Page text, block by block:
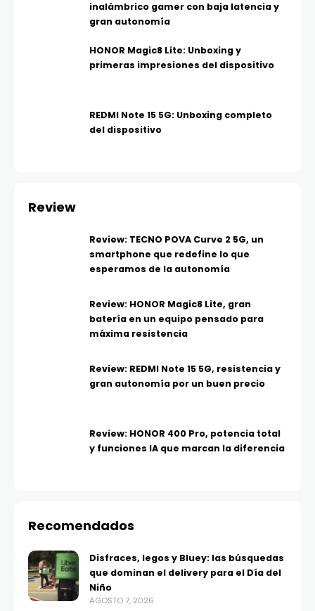
inalámbrico gamer con baja latencia y
gran autonomía
HONOR Magic8 Lite: Unboxing y
primeras impresiones del dispositivo
REDMI Note 15 5G: Unboxing completo
del dispositivo
Review
Review: TECNO POVA Curve 2 5G, un
smartphone que redefine lo que
esperamos de la autonomía
Review: HONOR Magic8 Lite, gran
batería en un equipo pensado para
máxima resistencia
Review: REDMI Note 15 5G, resistencia y
gran autonomía por un buen precio
Review: HONOR 400 Pro, potencia total
y funciones IA que marcan la diferencia
Recomendados
Disfraces, legos y Bluey: las búsquedas
que dominan el delivery para el Día del
Niño
AGOSTO 7, 2026